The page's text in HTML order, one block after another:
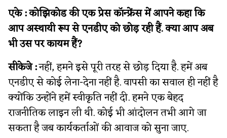
एके :कोझिकोड की एक प्रेस कॉन्फ्रेंस में आपने कहा कि
आप अस्थायी रूप से एनडीए को छोड़ रही हैं. क्या आप अब
भी उस पर कायम हैं?
सीकेजे :नहीं, हमने इसे पूरी तरह से छोड़ दिया है. हमें अब
एनडीए से कोई लेना-देना नहीं है. वापसी का सवाल ही नहीं है
क्योंकि उन्होंने हमें स्वीकृति नहीं दी. हमने एक बेहद
राजनीतिक लाइन ली थी. कोई भी आंदोलन तभी आगे जा
सकता है जब कार्यकर्ताओं की आवाज को सुना जाए.